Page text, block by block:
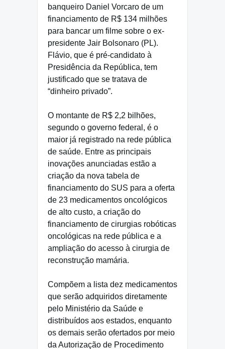
banqueiro Daniel Vorcaro de um
financiamento de R$ 134 milhões
para bancar um filme sobre o ex-
presidente Jair Bolsonaro (PL).
Flávio, que é pré-candidato à
Presidência da República, tem
justificado que se tratava de
“dinheiro privado”.
O montante de R$ 2,2 bilhões,
segundo o governo federal, é o
maior já registrado na rede pública
de saúde. Entre as principais
inovações anunciadas estão a
criação da nova tabela de
financiamento do SUS para a oferta
de 23 medicamentos oncológicos
de alto custo, a criação do
financiamento de cirurgias robóticas
oncológicas na rede pública e a
ampliação do acesso à cirurgia de
reconstrução mamária.
Compõem a lista dez medicamentos
que serão adquiridos diretamente
pelo Ministério da Saúde e
distribuídos aos estados, enquanto
os demais serão ofertados por meio
da Autorização de Procedimento